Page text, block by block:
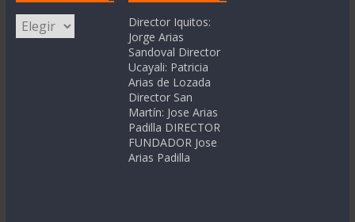
Categorías
Director Iquitos:
Jorge Arias
Sandoval Director
Ucayali: Patricia
Arias de Lozada
Director San
Martín: Jose Arias
Padilla DIRECTOR
FUNDADOR Jose
Arias Padilla